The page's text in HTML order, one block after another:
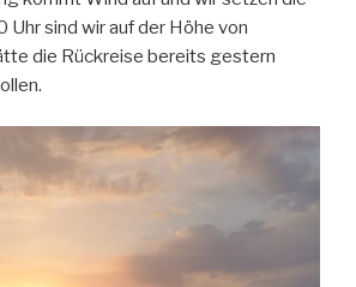
Uhr sind wir auf der Höhe von
die Rückreise bereits gestern